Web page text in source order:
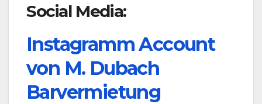
Social Media:
Instagramm Account
von M. Dubach
Barvermietung